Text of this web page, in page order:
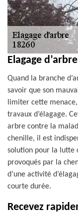
Elagage d’arbre
Quand la branche
savoir que son
limiter cette
travaux d’élagage.
arbre contre la
chenille, il est
solution pour la lutte
provoqués par la
d’une activité
courte durée.
Recevez